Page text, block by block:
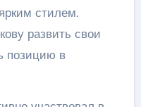
стилем.
развить свои
позицию в